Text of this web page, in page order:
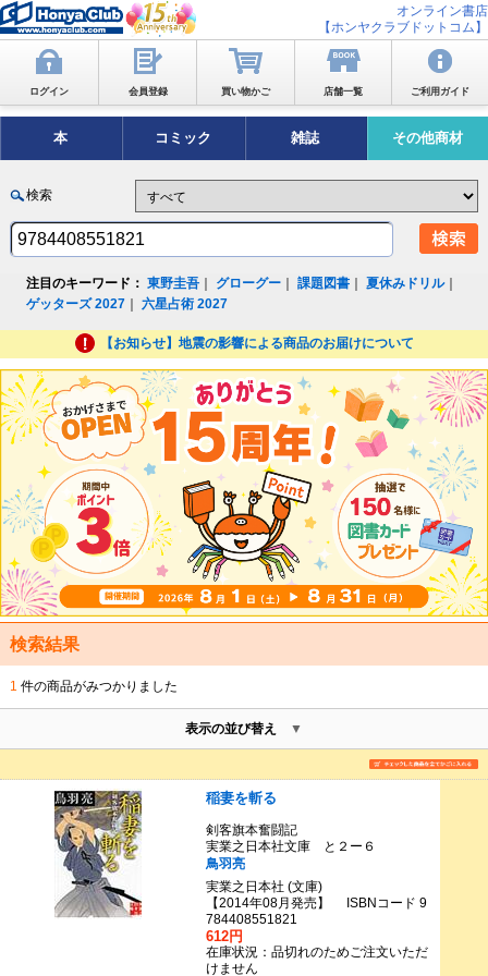
オンライン書店
【ホンヤクラブドットコム】
ログイン 会員登録 買い物かご 店舗一覧 ご利用ガイド
本 コミック 雑誌 その他商材
検索
注目のキーワード： 東野圭吾 グローグー ｜課題図書 ｜夏休みドリル｜
ゲッターズ 2027 ｜六星占術 2027
【お知らせ】地震の影響による商品のお届けについて
検索結果
1 件の商品がみつかりました
表示の並び替え
稲妻を斬る
剣客旗本奮闘記
実業之日本社文庫 と２ー６
鳥羽亮
実業之日本社 (文庫)
【2014年08月発売】 ISBNコード 9
784408551821
612円
在庫状況：品切れのためご注文いただ
けません